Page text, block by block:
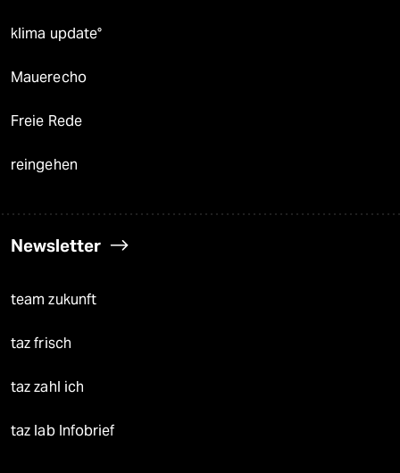
klima update°
Mauerecho
Freie Rede
reingehen
Newsletter
team zukunft
taz frisch
taz zahl ich
taz lab Infobrief